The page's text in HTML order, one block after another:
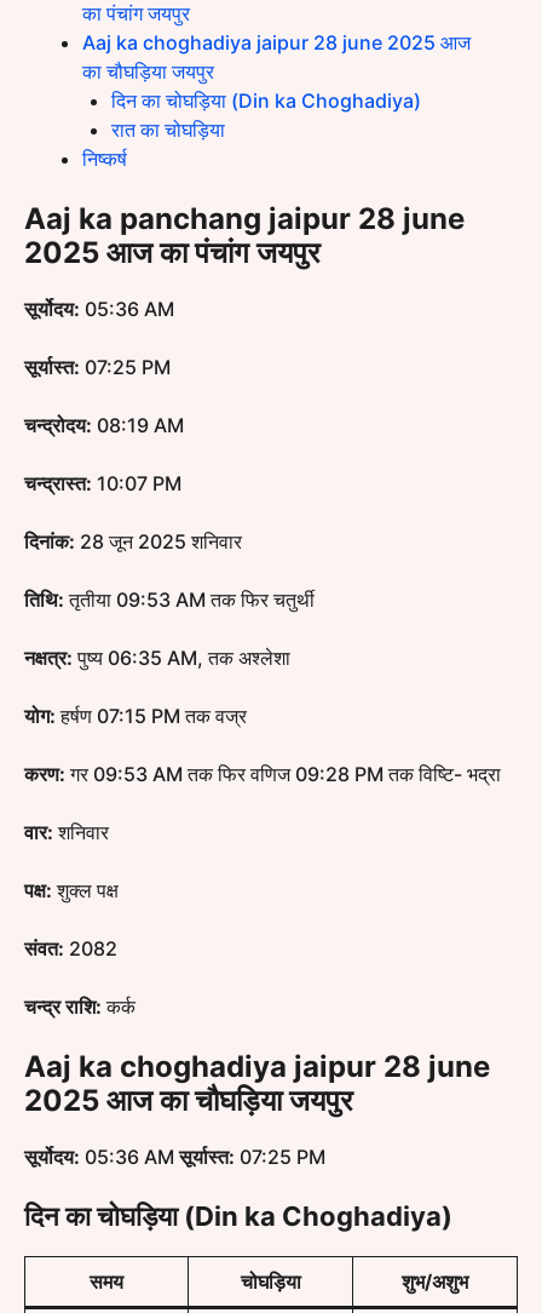
का पंचांग जयपुर
Aaj ka choghadiya jaipur 28 june 2025 आज
का चौघड़िया जयपुर
दिन का चोघड़िया (Din ka Choghadiya)
रात का चोघड़िया
निष्कर्ष
Aaj ka panchang jaipur 28 june
2025 आज का पंचांग जयपुर
सूर्योदय: 05:36 AM
सूर्यास्त: 07:25 PM
चन्द्रोदय: 08:19 AM
चन्द्रास्त: 10:07 PM
दिनांक: 28 जून 2025 शनिवार
तिथि: तृतीया 09:53 AM तक फिर चतुर्थी
नक्षत्र:पुष्य 06:35 AM, तक अश्लेशा
योग:हर्षण 07:15 PM तक वज्र
करण:गर 09:53 AM तक फिर वणिज 09:28 PM तक विष्टि- भद्रा
वार:शनिवार
पक्ष: शुक्ल पक्ष
संवत: 2082
चन्द्र राशि:कर्क
Aaj ka choghadiya jaipur 28 june
2025 आज का चौघड़िया जयपुर
सूर्योदय: 05:36 AMसूर्यास्त: 07:25 PM
दिन का चोघड़िया(Din ka Choghadiya)
समय चोघड़िया शुभ/अशुभ